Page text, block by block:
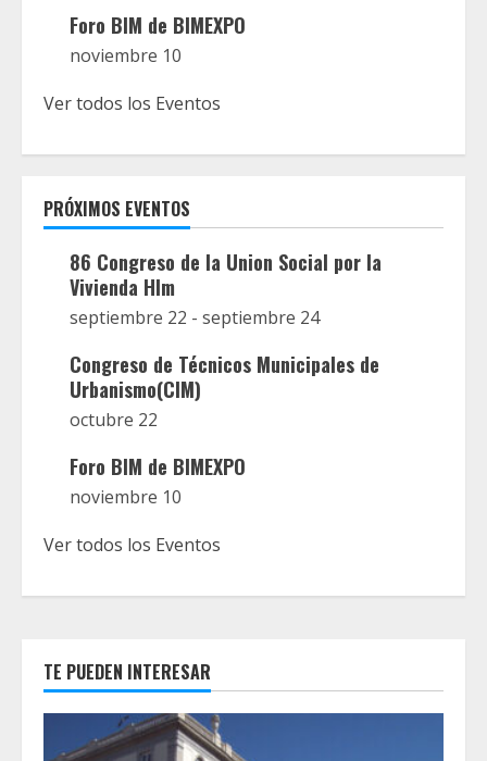
Foro BIM de BIMEXPO
noviembre 10
Ver todos los Eventos
PRÓXIMOS EVENTOS
86 Congreso de la Union Social por la
Vivienda Hlm
septiembre 22 - septiembre 24
Congreso de Técnicos Municipales de
Urbanismo(CIM)
octubre 22
Foro BIM de BIMEXPO
noviembre 10
Ver todos los Eventos
TE PUEDEN INTERESAR